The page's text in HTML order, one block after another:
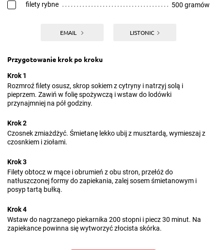
filety rybne 500 gramów
EMAIL LISTONIC
Przygotowanie krok po kroku
Krok 1
Rozmroź filety osusz, skrop sokiem z cytryny i natrzyj solą i
pieprzem. Zawiń w folię spożywczą i wstaw do lodówki
przynajmniej na pół godziny.
Krok 2
Czosnek zmiażdżyć. Śmietanę lekko ubij z musztardą, wymieszaj z
czosnkiem i ziołami.
Krok 3
Filety obtocz w mące i obrumień z obu stron, przełóż do
natłuszczonej formy do zapiekania, zalej sosem śmietanowym i
posyp tartą bułką.
Krok 4
Wstaw do nagrzanego piekarnika 200 stopni i piecz 30 minut. Na
zapiekance powinna się wytworzyć złocista skórka.